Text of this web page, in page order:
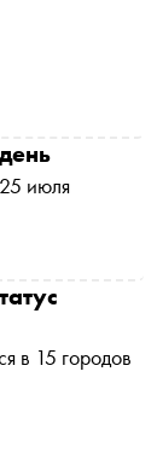
июля
в 15 городов